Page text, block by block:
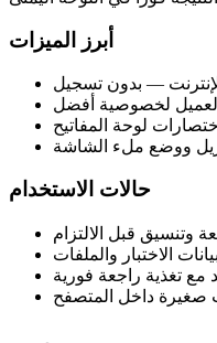
أبرز الميزات
— بدون تسجيل
لخصوصية أفضل
لوحة المفاتيح
ووضع ملء الشاشة
حالات الاستخدام
قبل الالتزام
الاختبار والملفات
مع تغذية راجعة فورية
صغيرة داخل المتصفح